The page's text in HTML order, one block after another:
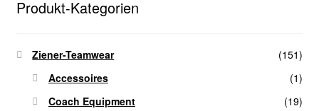
Produkt-Kategorien
Ziener-Teamwear
(151)
Accessoires
(1)
Coach Equipment
(19)